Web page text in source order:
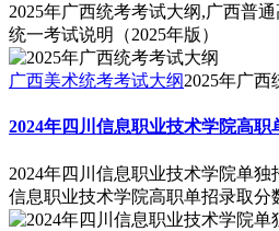
2025年广西统考考试大纲,广西普
统一考试说明（2025年版）
广西美术统考考试大纲2025年广西
2024年四川信息职业技术学院高职
2024年四川信息职业技术学院单独
信息职业技术学院高职单招录取分